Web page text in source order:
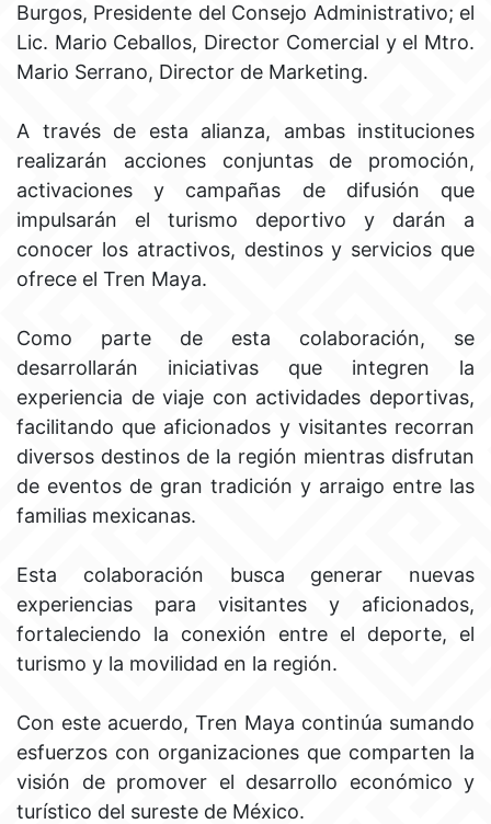
Burgos, Presidente del Consejo Administrativo; el
Lic. Mario Ceballos, Director Comercial y el Mtro.
Mario Serrano, Director de Marketing.
A través de esta alianza, ambas instituciones
realizarán acciones conjuntas de promoción,
activaciones y campañas de difusión que
impulsarán el turismo deportivo y darán a
conocer los atractivos, destinos y servicios que
ofrece el Tren Maya.
Como parte de esta colaboración, se
desarrollarán iniciativas que integren la
experiencia de viaje con actividades deportivas,
facilitando que aficionados y visitantes recorran
diversos destinos de la región mientras disfrutan
de eventos de gran tradición y arraigo entre las
familias mexicanas.
Esta colaboración busca generar nuevas
experiencias para visitantes y aficionados,
fortaleciendo la conexión entre el deporte, el
turismo y la movilidad en la región.
Con este acuerdo, Tren Maya continúa sumando
esfuerzos con organizaciones que comparten la
visión de promover el desarrollo económico y
turístico del sureste de México.